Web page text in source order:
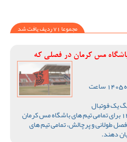
مجموعا 71 ردیف یافت شد
مس کرمان در فصلی که
پنج‌شنبه 8 مرداد ماه 1405 ساعت
یک فوتبال
کشور، فصل ورزشی 1404-1405 برای تمامی تیم های باشگاه مس کرمان
فصل طولانی و پرچالش، تمامی تیم های
دهند.